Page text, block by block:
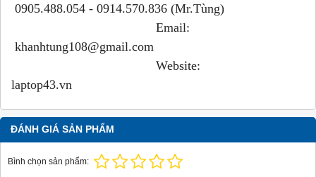
0905.488.054 - 0914.570.836 (Mr.Tùng)
Email:
khanhtung108@gmail.com
Website:
laptop43.vn
ĐÁNH GIÁ SẢN PHẨM
Bình chọn sản phẩm: